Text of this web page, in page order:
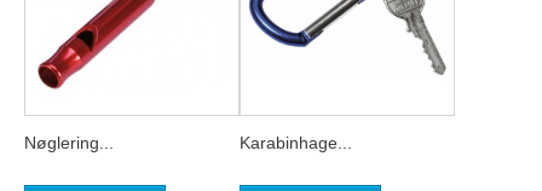
Nøglering... Karabinhage...